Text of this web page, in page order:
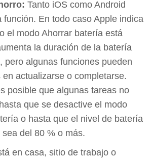
Tanto iOS como Android
función. En todo caso Apple indica
el modo Ahorrar batería está
la duración de la batería
pero algunas funciones pueden
en actualizarse o completarse.
posible que algunas tareas no
que se desactive el modo
o hasta que el nivel de batería
del 80 % o más.
en casa, sitio de trabajo o